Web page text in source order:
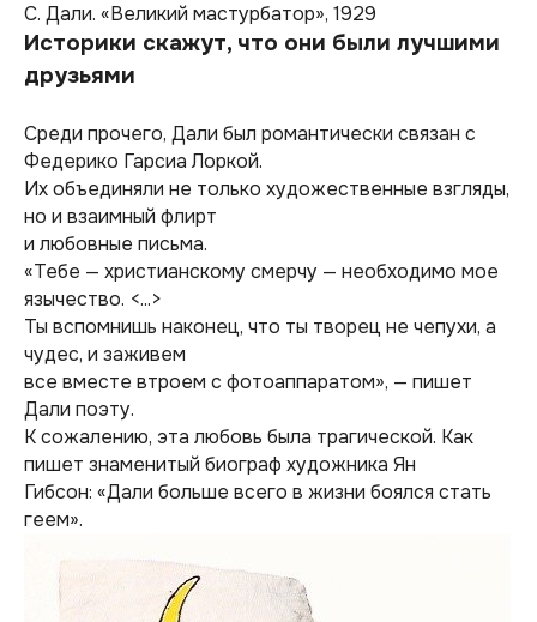
С. Дали. «Великий мастурбатор», 1929
Историки скажут, что они были лучшими
друзьями
Среди прочего, Дали был романтически связан с
Федерико Гарсиа Лоркой.
Их объединяли не только художественные взгляды,
но и взаимный флирт
и любовные письма.
«Тебе — христианскому смерчу — необходимо мое
язычество. <...>
Ты вспомнишь наконец, что ты творец не чепухи, а
чудес, и заживем
все вместе втроем с фотоаппаратом», — пишет
Дали поэту.
К сожалению, эта любовь была трагической. Как
пишет знаменитый биограф художника Ян
Гибсон: «Дали больше всего в жизни боялся стать
геем».